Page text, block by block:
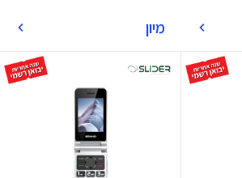
מיון